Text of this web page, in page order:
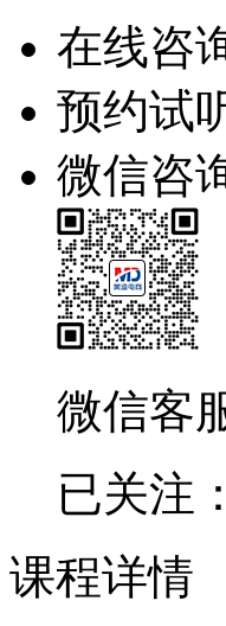
在线咨
预约试
微信咨
微信客
已关注：
课程详情